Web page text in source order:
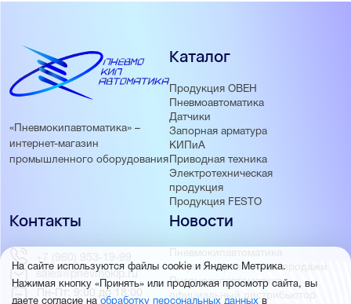
«Пневмокипавтоматика» –
интернет-магазин
промышленного оборудования
Каталог
Продукция ОВЕН
Пневмоавтоматика
Датчики
Запорная арматура
КИПиА
Приводная техника
Электротехническая
продукция
Продукция FESTO
Новости
Пневмокипавтоматика
запустила розничные продажи
Пневмокипавтоматика –
официальный дистрибьютор
Контакты
+7 (960) 953-19-99
sales@pnevmokip.ru
Пн-Пт: 9:00 до 18:00
На сайте используются файлы cookie и Яндекс Метрика.
Нажимая кнопку «Принять» или продолжая просмотр сайта, вы
даете согласие наобработку персональных данных в